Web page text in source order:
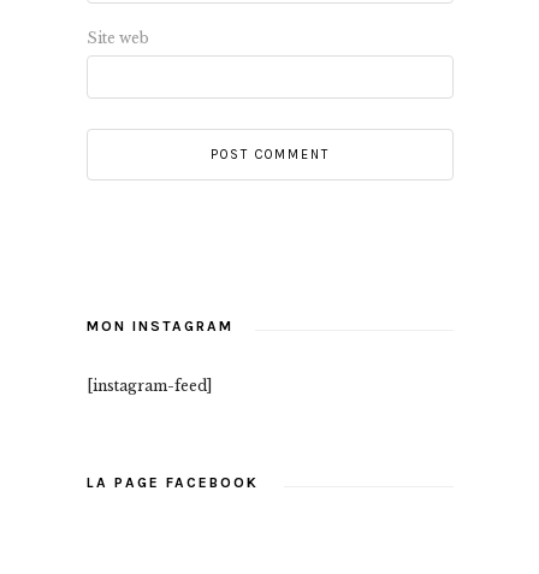
Site web
MON INSTAGRAM
[instagram-feed]
LA PAGE FACEBOOK